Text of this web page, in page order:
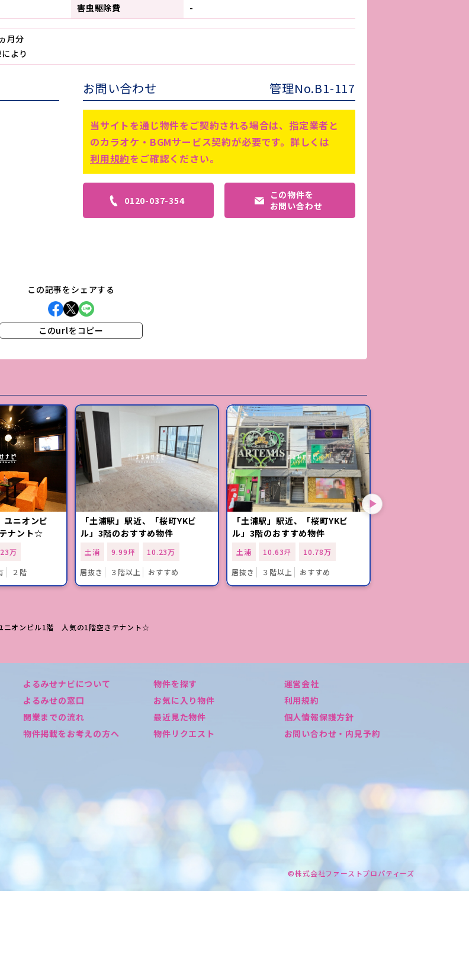
害虫駆除費
-
月分
より
お問い合わせ 管理No.B1-117
当サイトを通じ物件をご契約される場合は、指定業者と
のカラオケ・BGMサービス契約が必要です。詳しくは
利用規約をご確認ください。
0120-037-354
この物件を
お問い合わせ
この記事をシェアする
このurlをコピー
ニオンビ
ナント☆
23万
２階
「土浦駅」駅近、「桜町YKビ
ル」3階のおすすめ物件
土浦 9.99坪
10.23万
居抜き
３階以上 おすすめ
「土浦駅」駅近、「桜町YKビ
ル」3階のおすすめ物件
土浦 10.63坪
10.78万
居抜き
３階以上 おすすめ
オンビル1階 人気の1階空きテナント☆
よるみせナビについて
よるみせの窓口
開業までの流れ
物件掲載をお考えの方へ
物件を探す
お気に入り物件
最近見た物件
物件リクエスト
運営会社
利用規約
個人情報保護方針
お問い合わせ・内見予約
©株式会社ファーストプロパティーズ